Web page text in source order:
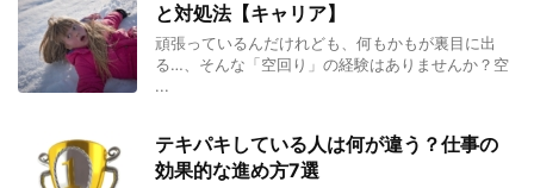
と対処法【キャリア】
頑張っているんだけれども、何もかもが裏目に出
る…、そんな「空回り」の経験はありませんか？空
...
テキパキしている人は何が違う？仕事の
効果的な進め方7選